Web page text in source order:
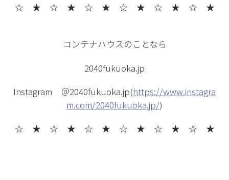
☆ ★ ☆ ★ ☆ ★ ☆ ★ ☆ ★ ☆ ★
コンテナハウスのことなら
2040fukuoka.jp
Instagram ＠2040fukuoka.jp(https://www.instagra
m.com/2040fukuoka.jp/)
☆ ★ ☆ ★ ☆ ★ ☆ ★ ☆ ★ ☆ ★